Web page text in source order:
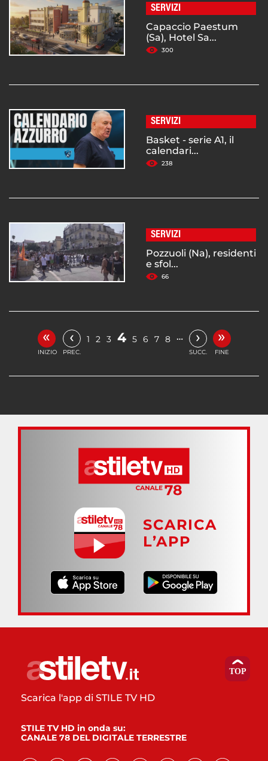
SERVIZI
Capaccio Paestum
(Sa), Hotel Sa...
300
SERVIZI
Basket - serie A1, il
calendari...
238
SERVIZI
Pozzuoli (Na), residenti
e sfol...
66
«
INIZIO
‹
PREC.
1 2 3 4 5 6 7 8 … ›
SUCC.
»
FINE
SCARICA
L’APP
Scarica l'app di STILE TV HD
STILE TV HD in onda su:
CANALE 78 DEL DIGITALE TERRESTRE